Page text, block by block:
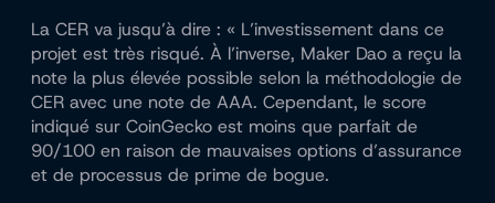
La CER va jusqu’à dire : « L’investissement dans ce
projet est très risqué. À l’inverse, Maker Dao a reçu la
note la plus élevée possible selon la méthodologie de
CER avec une note de AAA. Cependant, le score
indiqué sur CoinGecko est moins que parfait de
90/100 en raison de mauvaises options d’assurance
et de processus de prime de bogue.